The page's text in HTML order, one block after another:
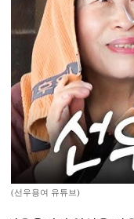
(선우용여 유튜브)